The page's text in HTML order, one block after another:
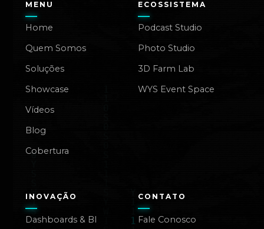
MENU
Home
Quem Somos
Soluções
Showcase
Vídeos
Blog
Cobertura
ECOSSISTEMA
Podcast Studio
Photo Studio
3D Farm Lab
WYS Event Space
INOVAÇÃO
Dashboards & BI
CONTATO
Fale Conosco